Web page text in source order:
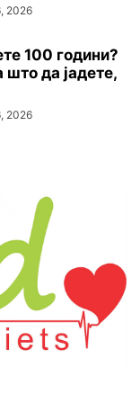
2026
100 години?
што да јадете,
2026